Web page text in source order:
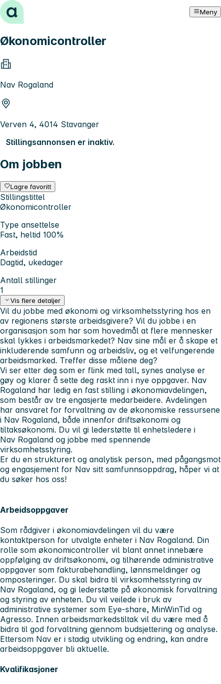
Hopp til innhold Meny
Økonomicontroller
Nav Rogaland
Verven 4, 4014 Stavanger
Stillingsannonsen er inaktiv.
Om jobben
Lagre favoritt
Stillingstittel
Økonomicontroller
Type ansettelse
Fast, heltid 100%
Arbeidstid
Dagtid, ukedager
Antall stillinger
1
Vis flere detaljer
Vil du jobbe med økonomi og virksomhetsstyring hos en
av regionens største arbeidsgivere? Vil du jobbe i en
organisasjon som har som hovedmål at flere mennesker
skal lykkes i arbeidsmarkedet? Nav sine mål er å skape et
inkluderende samfunn og arbeidsliv, og et velfungerende
arbeidsmarked. Treffer disse målene deg?
Vi ser etter deg som er flink med tall, synes analyse er
gøy og klarer å sette deg raskt inn i nye oppgaver. Nav
Rogaland har ledig en fast stilling i økonomiavdelingen,
som består av tre engasjerte medarbeidere. Avdelingen
har ansvaret for forvaltning av de økonomiske ressursene
i Nav Rogaland, både innenfor driftsøkonomi og
tiltaksøkonomi. Du vil gi lederstøtte til enhetsledere i
Nav Rogaland og jobbe med spennende
virksomhetsstyring.
Er du en strukturert og analytisk person, med pågangsmot
og engasjement for Nav sitt samfunnsoppdrag, håper vi at
du søker hos oss!
Arbeidsoppgaver
Som rådgiver i økonomiavdelingen vil du være
kontaktperson for utvalgte enheter i Nav Rogaland. Din
rolle som økonomicontroller vil blant annet innebære
oppfølging av driftsøkonomi, og tilhørende administrative
oppgaver som fakturabehandling, lønnsmeldinger og
omposteringer. Du skal bidra til virksomhetsstyring av
Nav Rogaland, og gi lederstøtte på økonomisk forvaltning
og styring av enheten. Du vil veilede i bruk av
administrative systemer som Eye-share, MinWinTid og
Agresso. Innen arbeidsmarkedstiltak vil du være med å
bidra til god forvaltning gjennom budsjettering og analyse.
Ettersom Nav er i stadig utvikling og endring, kan andre
arbeidsoppgaver bli aktuelle.
Kvalifikasjoner